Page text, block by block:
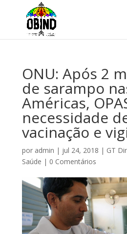
ONU: Após 2
de sarampo
Américas,
necessidade
vacinação e
por admin | jul 24, 2018 | GT
Saúde | 0 Comentários